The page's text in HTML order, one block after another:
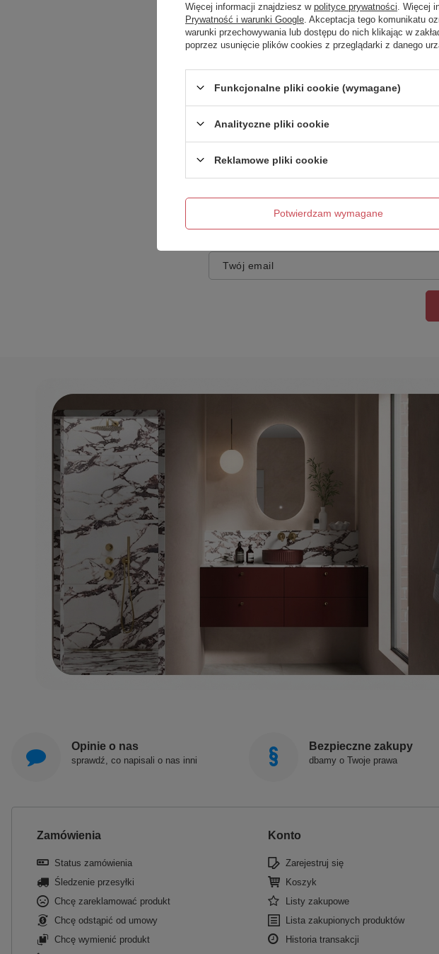
Treść twojej opinii
Dodaj własne zdjęcie produktu:
Twoje imię
Twój email
Opinie o nas
sprawdź, co napisali o nas inni
Bezpieczne zakupy
dbamy o Twoje prawa
Zamówienia
Status zamówienia
Śledzenie przesyłki
Chcę zareklamować produkt
Chcę odstąpić od umowy
Chcę wymienić produkt
Konto
Zarejestruj się
Koszyk
Listy zakupowe
Lista zakupionych produktów
Historia transakcji
Więcej informacji znajdziesz w polityce prywatności . Więcej
Prywatność i warunki Google . Akceptacja tego komunikatu
warunki przechowywania lub dostępu do nich klikając w
poprzez usunięcie plików cookies z przeglądarki z danego
Funkcjonalne pliki cookie (wymagane)
Analityczne pliki cookie
Reklamowe pliki cookie
Potwierdzam wymagane